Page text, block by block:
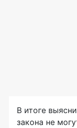
В итоге
закона не